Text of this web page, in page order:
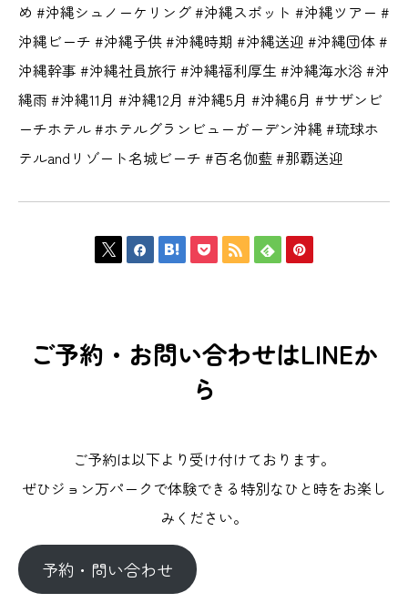
め #沖縄シュノーケリング #沖縄スポット #沖縄ツアー #
沖縄ビーチ #沖縄子供 #沖縄時期 #沖縄送迎 #沖縄団体 #
沖縄幹事 #沖縄社員旅行 #沖縄福利厚生 #沖縄海水浴 #沖
縄雨 #沖縄11月 #沖縄12月 #沖縄5月 #沖縄6月 #サザンビ
ーチホテル #ホテルグランビューガーデン沖縄 #琉球ホ
テルandリゾート名城ビーチ #百名伽藍 #那覇送迎
      
ご予約・お問い合わせはLINEか
ら
ご予約は以下より受け付けております。
ぜひジョン万パークで体験できる特別なひと時をお楽し
みください。
予約・問い合わせ